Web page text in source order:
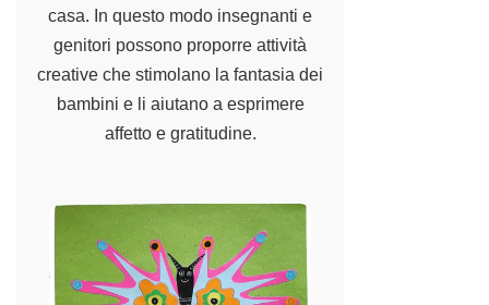
casa. In questo modo insegnanti e
genitori possono proporre attività
creative che stimolano la fantasia dei
bambini e li aiutano a esprimere
affetto e gratitudine.